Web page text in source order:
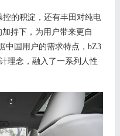
的积淀，还有丰田对纯电
加持下，为用户带来更自
中国用户的需求特点， bZ3
理念 ，融入了一系列人性